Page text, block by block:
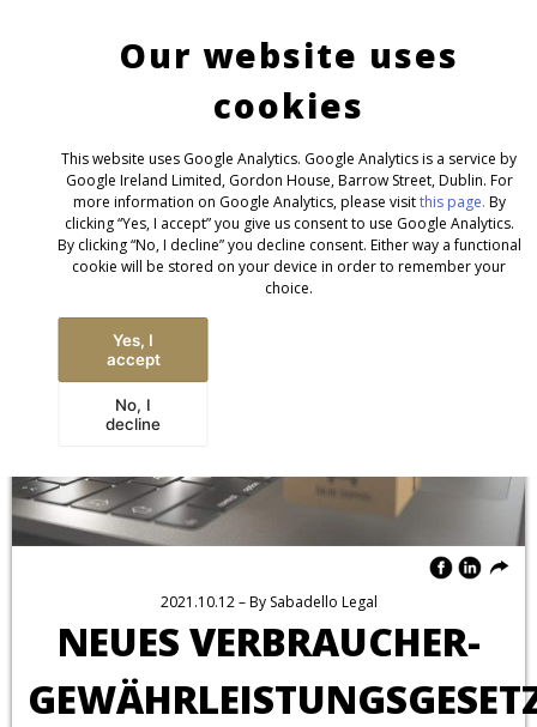
2021.10.12– By Sabadello Legal
NEUES VERBRAUCHER-
Our website uses
cookies
This website uses Google Analytics. Google Analytics is a service by
Google Ireland Limited, Gordon House, Barrow Street, Dublin. For
more information on Google Analytics, please visitthis page. By
clicking “Yes, I accept” you give us consent to use Google Analytics.
By clicking “No, I decline” you decline consent. Either way a functional
cookie will be stored on your device in order to remember your
choice.
Yes, I
accept
No, I
decline